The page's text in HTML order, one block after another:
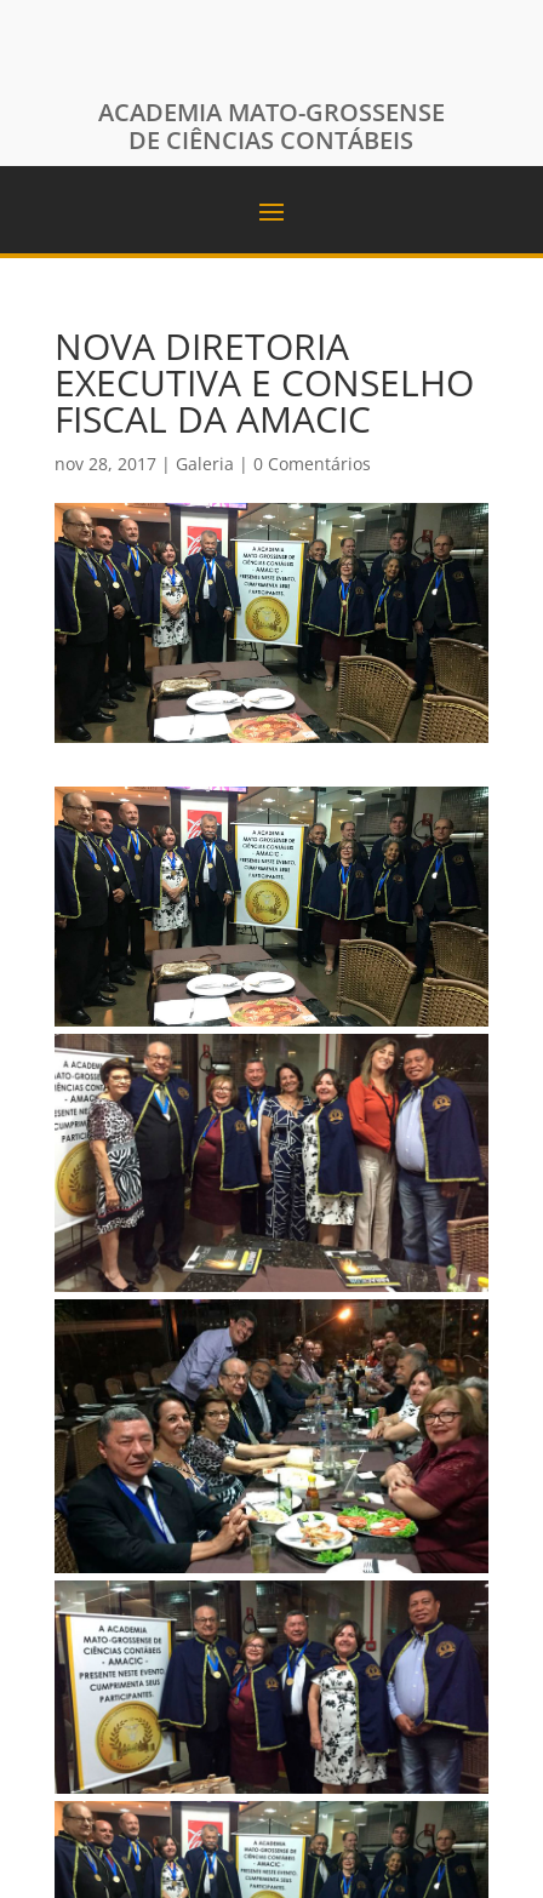
ACADEMIA MATO-GROSSENSE
DE CIÊNCIAS CONTÁBEIS
NOVA DIRETORIA
EXECUTIVA E CONSELHO
FISCAL DA AMACIC
nov 28, 2017| Galeria | 0 Comentários